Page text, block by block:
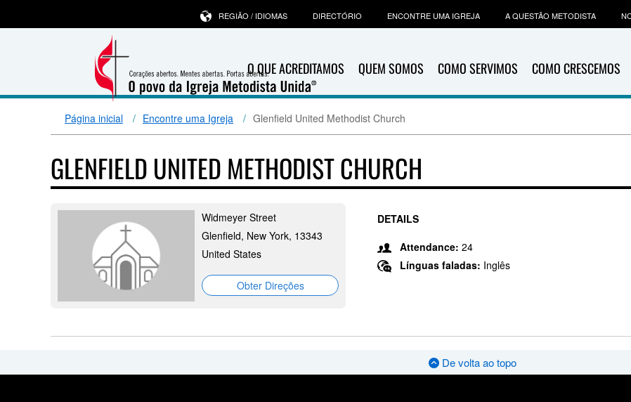
O QUE ACREDITAMOS QUEM SOMOS COMO SERVIMOS COMO CRESCEMOS
REGIÃO / IDIOMAS DIRECTÓRIO ENCONTRE UMA IGREJA A QUESTÃO METODISTA
Página inicial Encontre uma Igreja Glenfield United Methodist Church
GLENFIELD UNITED METHODIST CHURCH
Widmeyer Street
Glenfield, New York, 13343
United States
Obter Direções
DETAILS
Attendance: 24
Línguas faladas: Inglês
De volta ao topo